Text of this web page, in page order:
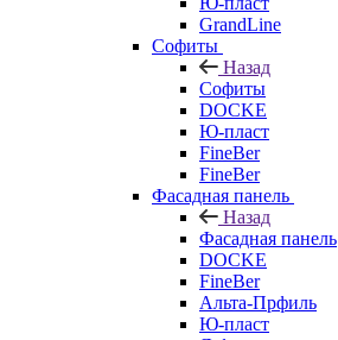
GrandLine
Софиты
Назад
Софиты
DOCKE
Ю-пласт
FineBer
FineBer
Фасадная панель
Назад
Фасадная панель
DOCKE
FineBer
Альта-Прфиль
Ю-пласт